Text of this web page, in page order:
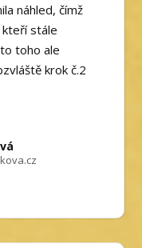
náhled, čímž
kteří stále
toho ale
krok č.2